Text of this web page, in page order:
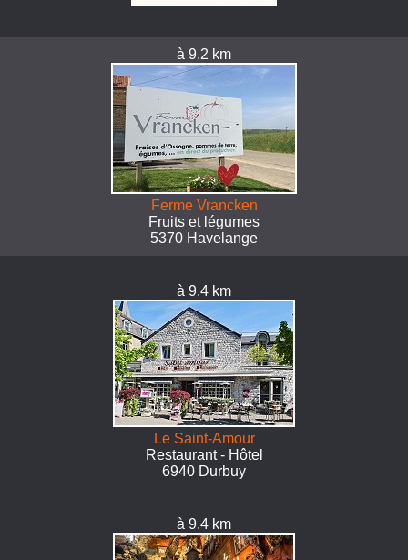
à 9.2 km
Ferme Vrancken
Fruits et légumes
5370 Havelange
à 9.4 km
Le Saint-Amour
Restaurant - Hôtel
6940 Durbuy
à 9.4 km